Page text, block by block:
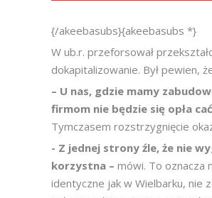
{/akeebasubs}{akeebasubs *}
W ub.r. przeforsował
dokapitalizowanie. Był pewien,
– U nas, gdzie mamy
firmom nie będzie się opła
Tymczasem rozstrzygnięcie
- Z jednej strony źle, że nie
korzystna – mówi. To oznacza
identyczne jak w Wielbarku, nie